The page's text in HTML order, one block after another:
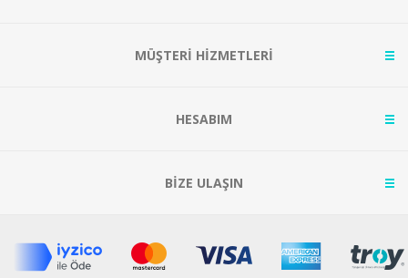
MÜŞTERİ HİZMETLERİ
HESABIM
BİZE ULAŞIN